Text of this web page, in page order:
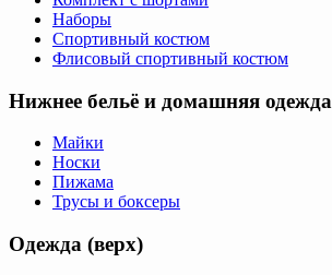
Наборы
Спортивный костюм
Флисовый спортивный костюм
Нижнее бельё и домашняя одежда
Майки
Носки
Пижама
Трусы и боксеры
Одежда (верх)